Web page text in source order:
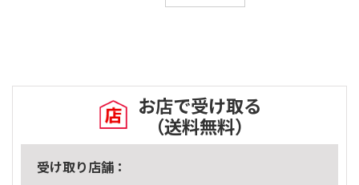
お店で受け取る
（送料無料）
受け取り店舗：